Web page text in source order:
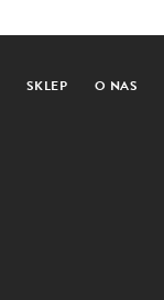
SKLEP O NAS